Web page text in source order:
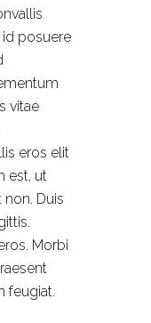
posuere
vitae
eros elit
est, ut
Duis
Morbi
feugiat.